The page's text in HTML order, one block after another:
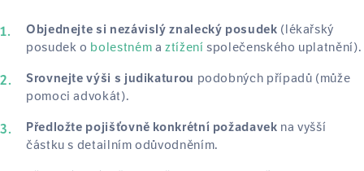
Objednejte si nezávislý znalecký posudek (lékařský
posudek o bolestném aztížení společenského uplatnění).
Srovnejte výši s judikaturou podobných případů (může
pomoci advokát).
Předložte pojišťovně konkrétní požadavek na vyšší
částku s detailním odůvodněním.